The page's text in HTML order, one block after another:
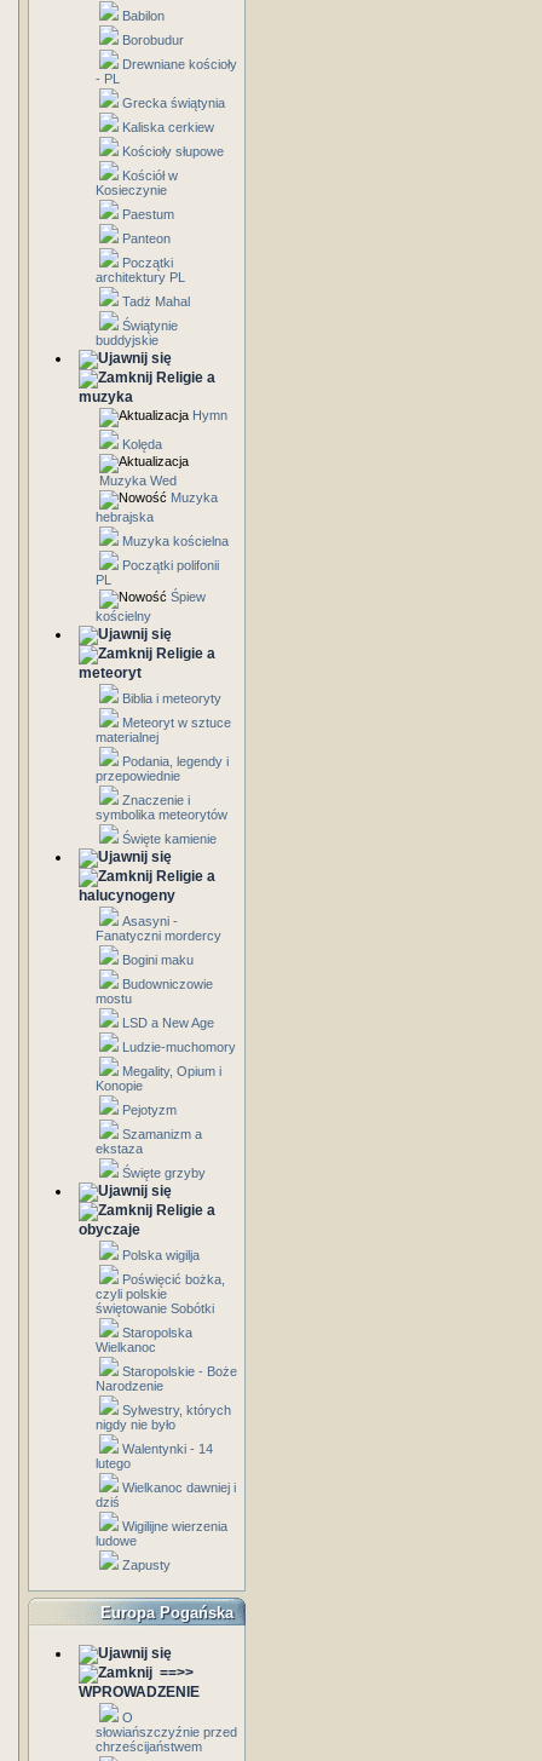
Babilon
Borobudur
Drewniane kościoły
- PL
Grecka świątynia
Kaliska cerkiew
Kościoły słupowe
Kościół w
Kosieczynie
Paestum
Panteon
Początki
architektury PL
Tadż Mahal
Świątynie
buddyjskie
Religie a
muzyka
Hymn
Kolęda
Muzyka Wed
Muzyka
hebrajska
Muzyka kościelna
Początki polifonii
PL
Śpiew
kościelny
Religie a
meteoryt
Biblia i meteoryty
Meteoryt w sztuce
materialnej
Podania, legendy i
przepowiednie
Znaczenie i
symbolika meteorytów
Święte kamienie
Religie a
halucynogeny
Asasyni -
Fanatyczni mordercy
Bogini maku
Budowniczowie
mostu
LSD a New Age
Ludzie-muchomory
Megality, Opium i
Konopie
Pejotyzm
Szamanizm a
ekstaza
Święte grzyby
Religie a
obyczaje
Polska wigilja
Poświęcić bożka,
czyli polskie
świętowanie Sobótki
Staropolska
Wielkanoc
Staropolskie - Boże
Narodzenie
Sylwestry, których
nigdy nie było
Walentynki - 14
lutego
Wielkanoc dawniej i
dziś
Wigilijne wierzenia
ludowe
Zapusty
Europa Pogańska
==>>
WPROWADZENIE
O
słowiańszczyźnie przed
chrześcijaństwem